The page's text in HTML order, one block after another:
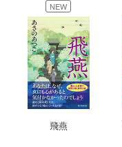
NEW
飛燕